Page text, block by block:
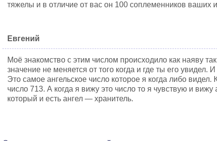
тяжелы и в отличие от вас он 100 соплеменников ваших
Евгений
Моё знакомство с этим числом происходило как наяву
значение не меняется от того когда и где ты его увидел.
Это самое ангельское число которое я когда либо видел.
число 713. А когда я вижу это число то я чувствую и
который и есть ангел — хранитель.